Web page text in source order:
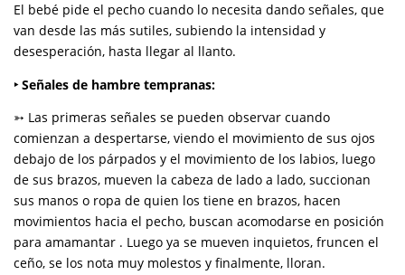
El bebé pide el pecho cuando lo necesita dando señales, que
van desde las más sutiles, subiendo la intensidad y
desesperación, hasta llegar al llanto.
‣ Señales de hambre tempranas:
➳ Las primeras señales se pueden observar cuando
comienzan a despertarse, viendo el movimiento de sus ojos
debajo de los párpados y el movimiento de los labios, luego
de sus brazos, mueven la cabeza de lado a lado, succionan
sus manos o ropa de quien los tiene en brazos, hacen
movimientos hacia el pecho, buscan acomodarse en posición
para amamantar . Luego ya se mueven inquietos, fruncen el
ceño, se los nota muy molestos y finalmente, lloran.